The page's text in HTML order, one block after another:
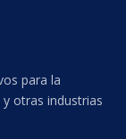
para la
otras industrias